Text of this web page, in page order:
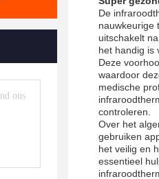
De
nauwkeurige
uitschakelt
het handig is
Deze
waardoor
medische
controleren.
Over het
gebruiken
het veilig en
essentieel